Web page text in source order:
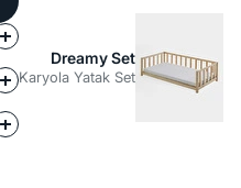
Dreamy Set
Karyola Yatak Set